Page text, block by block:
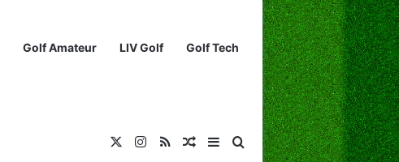
Golf Amateur LIV Golf Golf Tech
Instagram
RSS ¡Muéstrame un artículo
Barra lateral
Buscar...